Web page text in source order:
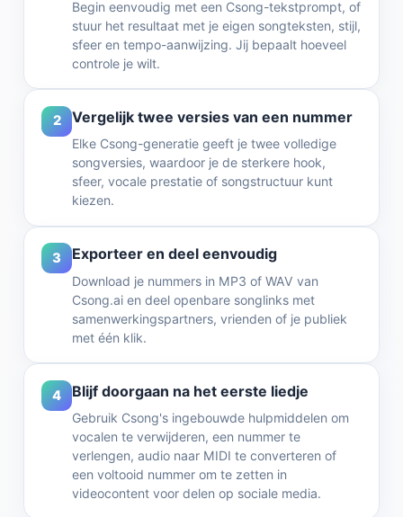
Begin eenvoudig met een Csong-tekstprompt, of
stuur het resultaat met je eigen songteksten, stijl,
sfeer en tempo-aanwijzing. Jij bepaalt hoeveel
controle je wilt.
2 Vergelijk twee versies van een nummer
Elke Csong-generatie geeft je twee volledige
songversies, waardoor je de sterkere hook,
sfeer, vocale prestatie of songstructuur kunt
kiezen.
3 Exporteer en deel eenvoudig
Download je nummers in MP3 of WAV van
Csong.ai en deel openbare songlinks met
samenwerkingspartners, vrienden of je publiek
met één klik.
4 Blijf doorgaan na het eerste liedje
Gebruik Csong's ingebouwde hulpmiddelen om
vocalen te verwijderen, een nummer te
verlengen, audio naar MIDI te converteren of
een voltooid nummer om te zetten in
videocontent voor delen op sociale media.